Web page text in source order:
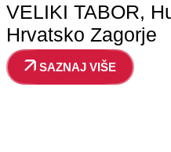
VELIKI TABOR,
Hrvatsko Zagorje
SAZNAJ VIŠE